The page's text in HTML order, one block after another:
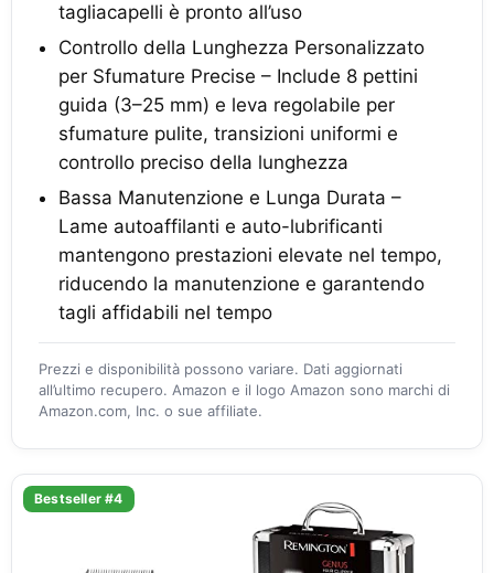
tagliacapelli è pronto all’uso
Controllo della Lunghezza Personalizzato
per Sfumature Precise – Include 8 pettini
guida (3–25 mm) e leva regolabile per
sfumature pulite, transizioni uniformi e
controllo preciso della lunghezza
Bassa Manutenzione e Lunga Durata –
Lame autoaffilanti e auto-lubrificanti
mantengono prestazioni elevate nel tempo,
riducendo la manutenzione e garantendo
tagli affidabili nel tempo
Prezzi e disponibilità possono variare. Dati aggiornati
all’ultimo recupero. Amazon e il logo Amazon sono marchi di
Amazon.com, Inc. o sue affiliate.
Bestseller #4